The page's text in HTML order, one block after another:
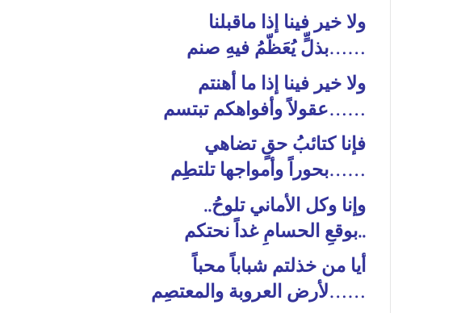
ولا خير فينا إذا ماقبلنا
……بذلٍّ يُعَظّمُ فيهِ صنم
ولا خير فينا إذا ما أهنتم
……عقولاً وأفواهكم تبتسم
فإنا كتائبُ حقٍ تضاهي
……بحوراً وأمواجها تلتطِم
وإنا وكل الأماني تلوحُ..
..بوقعِ الحسامِ غداً نحتكم
أيا من خذلتم شباباً محباً
……لأرض العروبة والمعتصِم